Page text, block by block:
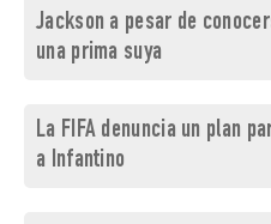
Jackson a pesar de
una prima suya
La FIFA denuncia un plan
a Infantino